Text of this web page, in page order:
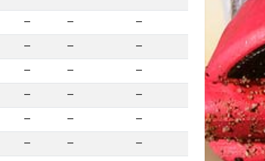
— — —
— — —
— — —
— — —
— — —
— — —